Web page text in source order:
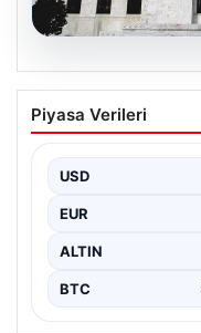
06.08.2026
Fed faizi sabit
{ "title": "ABD Merkez
Piyasa Verileri
USD
EUR
ALTIN
BTC